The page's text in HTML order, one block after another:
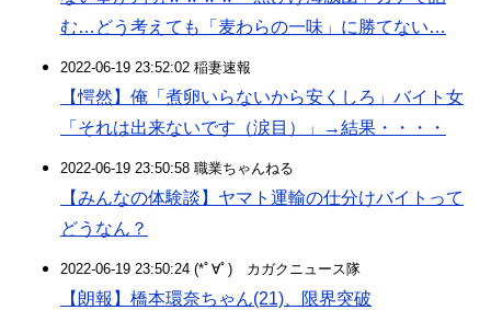
む…どう考えても「麦わらの一味」に勝てない…
2022-06-19 23:52:02 稲妻速報
【愕然】俺「煮卵いらないから安くしろ」バイト女
「それは出来ないです（涙目）」→結果・・・・
2022-06-19 23:50:58 職業ちゃんねる
【みんなの体験談】ヤマト運輸の仕分けバイトって
どうなん？
2022-06-19 23:50:24 (*ﾟ∀ﾟ)ゞカガクニュース隊
【朗報】橋本環奈ちゃん(21)、限界突破